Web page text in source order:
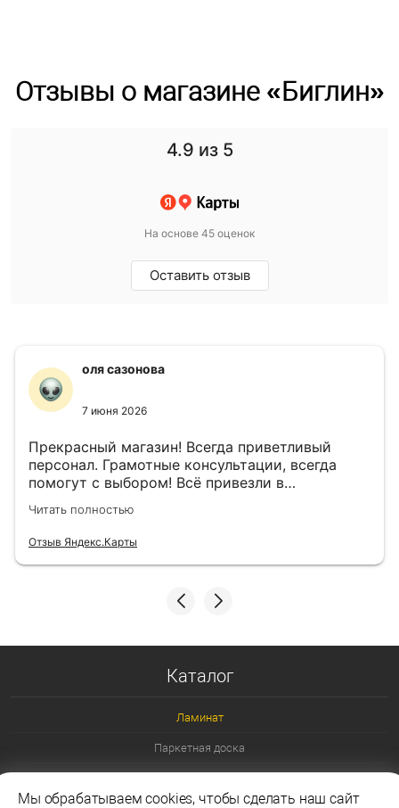
Отзывы о магазине «Биглин»
4.9 из 5
На основе 45 оценок
Оставить отзыв
оля сазонова
7 июня 2026
Прекрасный магазин! Всегда приветливый
персонал. Грамотные консультации, всегда
помогут с выбором! Всё привезли в
назначенный день!
Читать полностью
Отзыв Яндекс.Карты
Каталог
Ламинат
Паркетная доска
Мы обрабатываем cookies, чтобы сделать наш сайт